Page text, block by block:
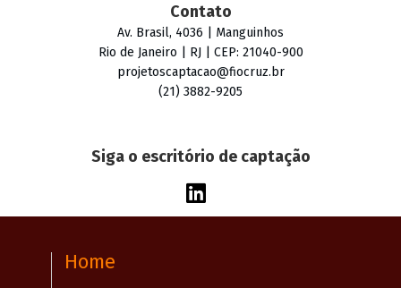
Contato
Av. Brasil, 4036 | Manguinhos
Rio de Janeiro | RJ | CEP: 21040-900
projetoscaptacao@fiocruz.br
(21) 3882-9205
Siga o escritório de captação
Home